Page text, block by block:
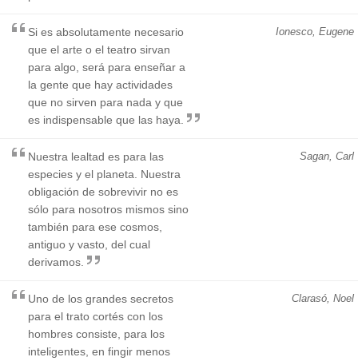
Ionesco, Eugene
Si es absolutamente necesario
que el arte o el teatro sirvan
para algo, será para enseñar a
la gente que hay actividades
que no sirven para nada y que
es indispensable que las haya.
Sagan, Carl
Nuestra lealtad es para las
especies y el planeta. Nuestra
obligación de sobrevivir no es
sólo para nosotros mismos sino
también para ese cosmos,
antiguo y vasto, del cual
derivamos.
Clarasó, Noel
Uno de los grandes secretos
para el trato cortés con los
hombres consiste, para los
inteligentes, en fingir menos